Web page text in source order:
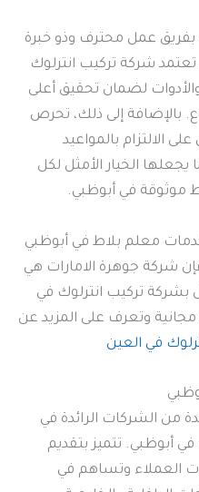
بفريق عمل محترف وذو خبرة
شركة تركيب انترلوك
لضمان تحقيق أعلى
بالإضافة إلى ذلك، تحرص
الالتزام بالمواعيد
الخيار الأمثل لكل
في أبوظبي.
معلم بلاط في أبوظبي
شركة جوهرة الامارات هي
بشركة تركيب انترلوك في
وتعرف على المزيد عن
في العين
من الشركات الرائدة في
أبوظبي. تتميز بتقديم
العملاء وتساهم في